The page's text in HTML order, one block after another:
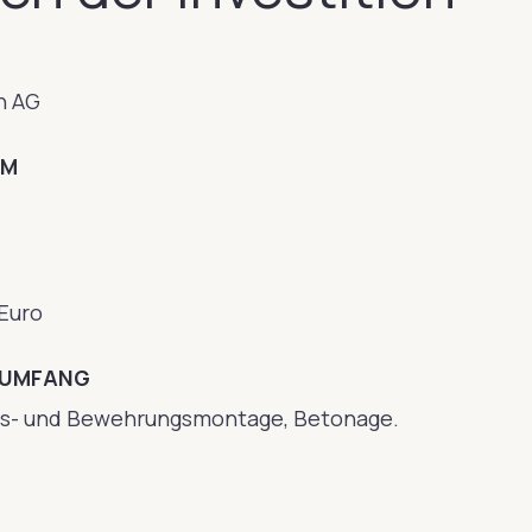
AG
und Bewehrungsmontage, Betonage.